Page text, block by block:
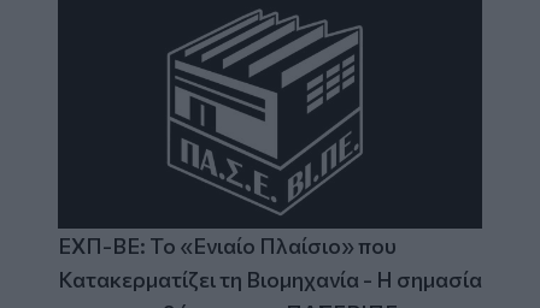
ΕΧΠ-ΒΕ: Το «Ενιαίο Πλαίσιο» που
Κατακερματίζει τη Βιομηχανία - Η σημασία